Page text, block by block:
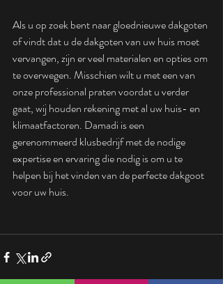
Als u op zoek bent naar gloednieuwe dakgoten
of vindt dat u de dakgoten van uw huis moet
vervangen, zijn er veel materialen en opties om
te overwegen. Misschien wilt u met een van
onze professional praten voordat u verder
gaat, wij houden rekening met al uw huis- en
klimaatfactoren. Damadi is een
gerenommeerd klusbedrijf met de nodige
expertise en ervaring die nodig is om u te
helpen bij het vinden van de perfecte dakgoot
voor uw huis.